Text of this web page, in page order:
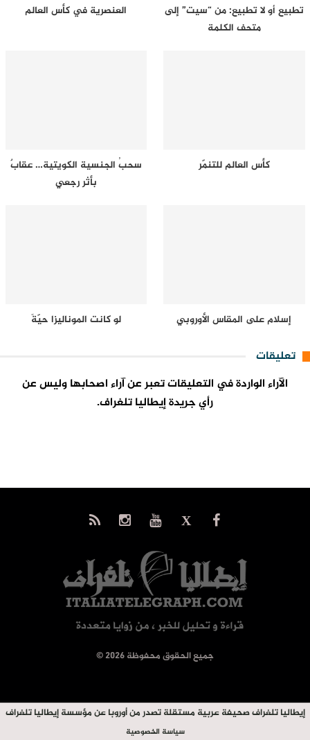
تطبيع أو لا تطبيع: من “سيت” إلى
متحف الكلمة
العنصرية في كأس العالم
كأس العالم للتنمّر
سحبُ الجنسية الكويتية… عقابٌ
بأثر رجعي
إسلام على المقاس الأوروبي لو كانت الموناليزا حيّةً
تعليقات
الآراء الواردة في التعليقات تعبر عن آراء اصحابها وليس عن
رأي جريدة إيطاليا تلغراف.
© جميع الحقوق محفوظة 2026
إيطاليا تلغراف صحيفة عربية مستقلة تصدر من أوروبا عن مؤسسة إيطاليا تلغراف
سياسة الخصوصية